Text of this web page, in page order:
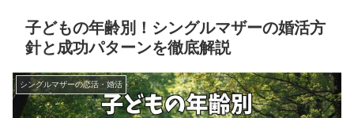
子どもの年齢別！シングルマザーの婚活方
針と成功パターンを徹底解説
シングルマザーの恋活・婚活